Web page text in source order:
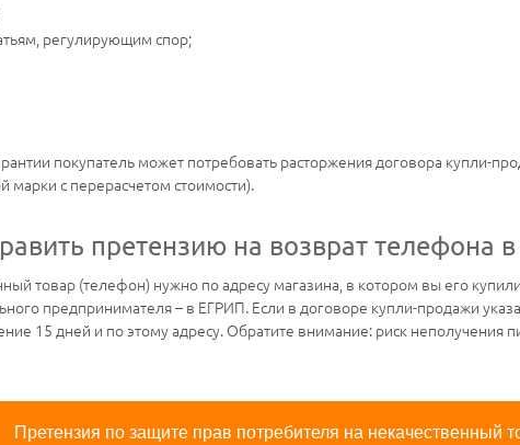
регулирующим спор;
покупатель может потребовать расторжения договора купли-
марки с перерасчетом стоимости).
претензию на возврат телефона
товар (телефон) нужно по адресу магазина, в котором вы его
предпринимателя – в ЕГРИП. Если в договоре купли-продажи
15 дней и по этому адресу. Обратите внимание: риск неполучения
Претензия по защите прав потребителя на некачественный